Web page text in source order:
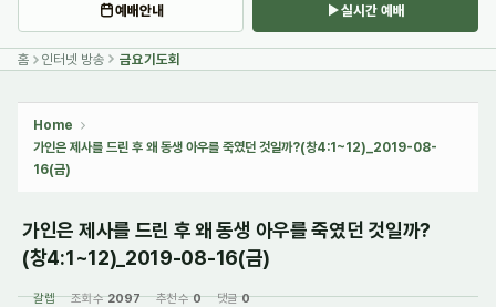
예배안내 실시간 예배
홈 인터넷 방송 금요기도회
Home
가인은 제사를 드린 후 왜 동생 아우를 죽였던 것일까?(창4:1~12)_2019-08-
16(금)
가인은 제사를 드린 후 왜 동생 아우를 죽였던 것일까?
(창4:1~12)_2019-08-16(금)
갈렙 조회 수2097 추천 수0 댓글0
Sketchbook5, 스케치북5